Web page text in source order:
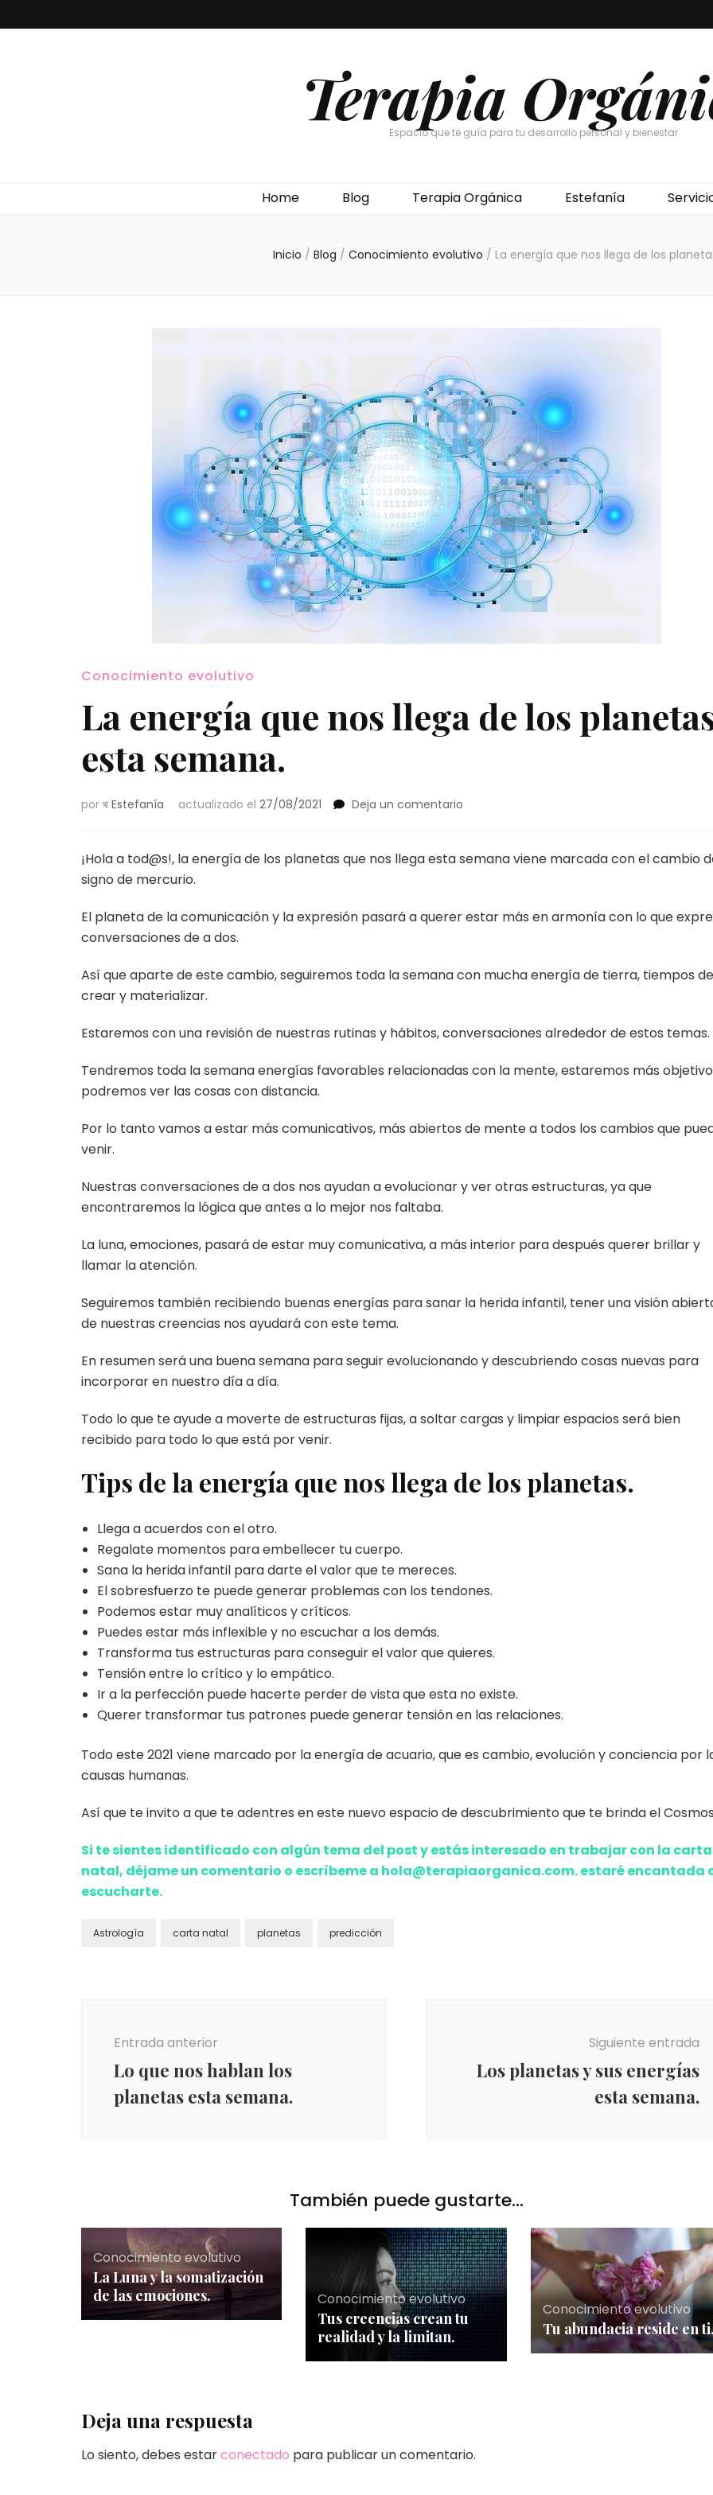
Terapia
Espacio que te guía para tu desarrollo personal y bienestar.
Home Blog Terapia Orgánica Estefanía
Inicio / Blog / Conocimiento evolutivo / La energía que nos llega de los
Conocimiento evolutivo
La energía que nos llega de los
esta semana.
por থ Estefanía actualizado el 27/08/2021 Deja un comentario
que
los
semana.
¡Hola a tod@s!, la energía de los planetas que nos llega esta semana viene marcada con el cambio
signo de mercurio.
El planeta de la comunicación y la expresión pasará a querer estar más en armonía con lo que
conversaciones de a dos.
Así que aparte de este cambio, seguiremos toda la semana con mucha energía de tierra, tiempos de
crear y materializar.
Estaremos con una revisión de nuestras rutinas y hábitos, conversaciones alrededor de estos temas.
Tendremos toda la semana energías favorables relacionadas con la mente, estaremos más
podremos ver las cosas con distancia.
Por lo tanto vamos a estar más comunicativos, más abiertos de mente a todos los cambios que
venir.
Nuestras conversaciones de a dos nos ayudan a evolucionar y ver otras estructuras, ya que
encontraremos la lógica que antes a lo mejor nos faltaba.
La luna, emociones, pasará de estar muy comunicativa, a más interior para después querer brillar y
llamar la atención.
Seguiremos también recibiendo buenas energías para sanar la herida infantil, tener una visión
de nuestras creencias nos ayudará con este tema.
En resumen será una buena semana para seguir evolucionando y descubriendo cosas nuevas para
incorporar en nuestro día a día.
Todo lo que te ayude a moverte de estructuras fijas, a soltar cargas y limpiar espacios será bien
recibido para todo lo que está por venir.
Tips de la energía que nos llega de los planetas.
Llega a acuerdos con el otro.
Regalate momentos para embellecer tu cuerpo.
Sana la herida infantil para darte el valor que te mereces.
El sobresfuerzo te puede generar problemas con los tendones.
Podemos estar muy analíticos y críticos.
Puedes estar más inflexible y no escuchar a los demás.
Transforma tus estructuras para conseguir el valor que quieres.
Tensión entre lo crítico y lo empático.
Ir a la perfección puede hacerte perder de vista que esta no existe.
Querer transformar tus patrones puede generar tensión en las relaciones.
Todo este 2021 viene marcado por la energía de acuario, que es cambio, evolución y conciencia por
causas humanas.
Así que te invito a que te adentres en este nuevo espacio de descubrimiento que te brinda el
Si te sientes identificado con algún tema del post y estás interesado en trabajar con la carta
natal, déjame un comentario o escríbeme a hola@terapiaorganica.com. estaré encantada
escucharte.
Astrología carta natal planetas predicción
entradas
Entrada anterior
Lo que nos hablan los
planetas esta semana.
Siguiente entrada
Los planetas y sus energías
esta semana.
También puede gustarte...
Conocimiento evolutivo
La Luna y la somatización
de las emociones.
Conocimiento evolutivo
Tus creencias crean tu
realidad y la limitan.
Conocimiento evolutivo
Tu abundacia reside en
Deja una respuesta
Lo siento, debes estarconectado para publicar un comentario.